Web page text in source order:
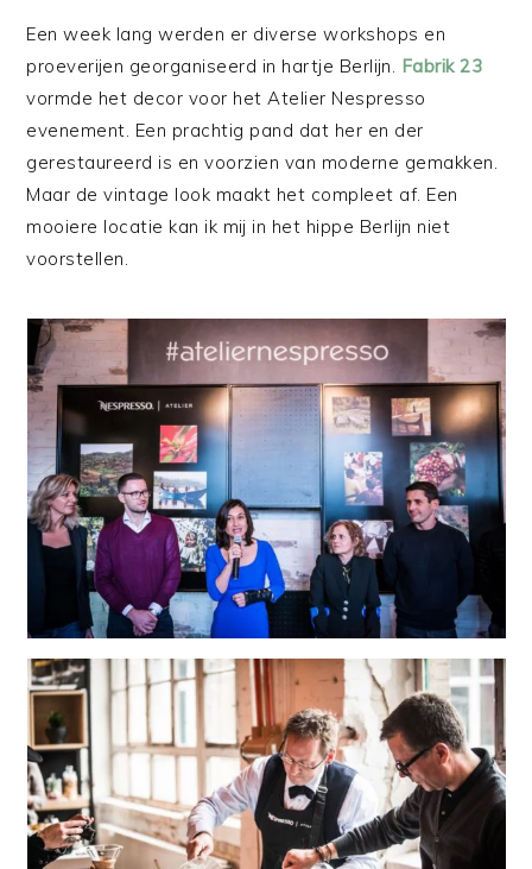
Een week lang werden er diverse workshops en
proeverijen georganiseerd in hartje Berlijn. Fabrik 23
vormde het decor voor het Atelier Nespresso
evenement. Een prachtig pand dat her en der
gerestaureerd is en voorzien van moderne gemakken.
Maar de vintage look maakt het compleet af. Een
mooiere locatie kan ik mij in het hippe Berlijn niet
voorstellen.